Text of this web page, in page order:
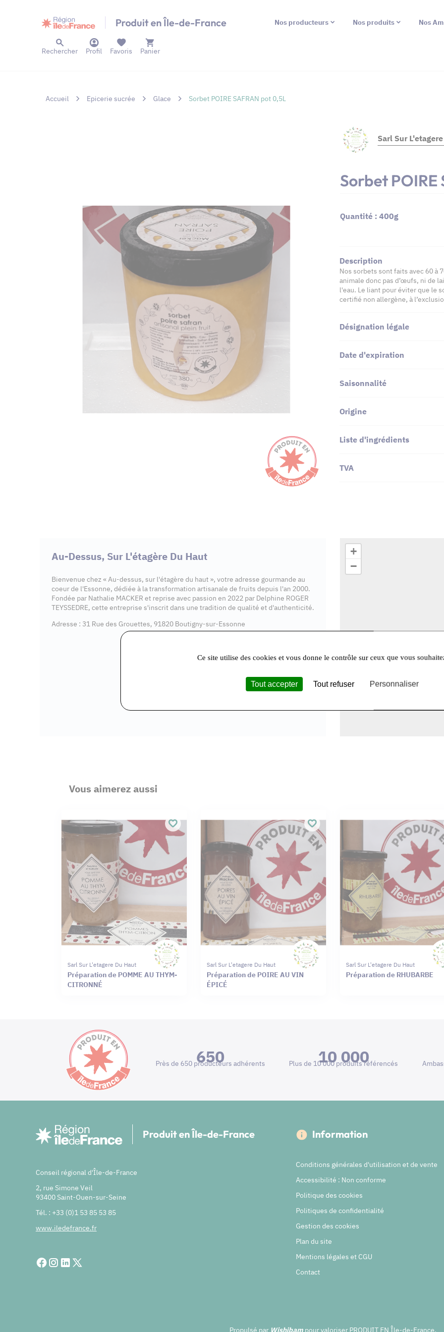
Produit en Île-de-France Nos producteurs Nos produits Nos
Rechercher Profil Panier
Favoris
Accueil Epicerie sucrée Glace Sorbet POIRE SAFRAN pot 0,5L
Sarl Sur
Sorbet POIRE
Quantité : 400g
Description
Nos sorbets sont faits avec 60 à
animale donc pas d’œufs, ni de
l'eau. Le liant pour éviter que le
certifié non allergène, à
Désignation légale
Date d'expiration
Saisonnalité
Origine
Liste d'ingrédients
TVA
Au-Dessus, Sur L'étagère Du Haut
Bienvenue chez « Au-dessus, sur l'étagère du haut », votre adresse gourmande au
coeur de l'Essonne, dédiée à la transformation artisanale de fruits depuis l'an 2000.
Fondée par Nathalie MACKER et reprise avec passion en 2022 par Delphine ROGER
TEYSSEDRE, cette entreprise s'inscrit dans une tradition de qualité et d'authenticité.
Adresse : 31 Rue des Grouettes, 91820 Boutigny-sur-Essonne
+
−
Vous aimerez aussi
Sarl Sur L'etagere Du Haut
Préparation de POMME AU THYM-
CITRONNÉ
Sarl Sur L'etagere Du Haut
Préparation de POIRE AU VIN
ÉPICÉ
Sarl Sur L'etagere Du Haut
Préparation de RHUBARBE
650
Près de 650 producteurs adhérents 10 000
Plus de 10 000 produits référencés
Produit en Île-de-France
Conseil régional d'Île-de-France
2, rue Simone Veil
93400 Saint-Ouen-sur-Seine
Tél. : +33 (0)1 53 85 53 85
www.iledefrance.fr
Information
Conditions générales d'utilisation et de vente
Accessibilité : Non conforme
Politique des cookies
Politiques de confidentialité
Gestion des cookies
Plan du site
Mentions légales et CGU
Contact
Propulsé par Wishibam pour valoriser PRODUIT EN Île-de-France.
Ce site utilise des cookies et vous donne le contrôle sur ceux que vous
Tout accepter Tout refuser Personnaliser